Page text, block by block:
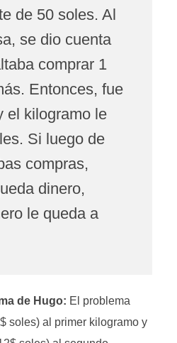
de 50 soles. Al
se dio cuenta
comprar 1
Entonces, fue
el kilogramo le
Si luego de
compras,
dinero,
le queda a
de Hugo: El problema
soles) al primer kilogramo y